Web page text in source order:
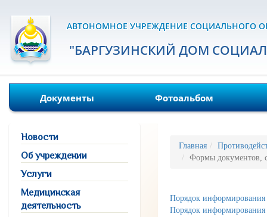
АВТОНОМНОЕ УЧРЕЖДЕНИЕ СОЦИАЛЬНОГО
"БАРГУЗИНСКИЙ ДОМ
Документы Фотоальбом
Новости
Об учреждении
Услуги
Медицинская
деятельность
Главная
Формы документов,
Порядок информирования
Порядок информирования